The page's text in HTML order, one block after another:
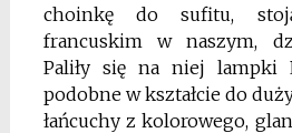
choinkę do sufitu,
francuskim w naszym,
Paliły się na niej lampki
podobne w kształcie do
łańcuchy z kolorowego,